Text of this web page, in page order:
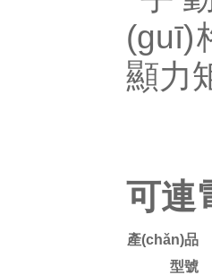
可連
產(chǎn)品
型號